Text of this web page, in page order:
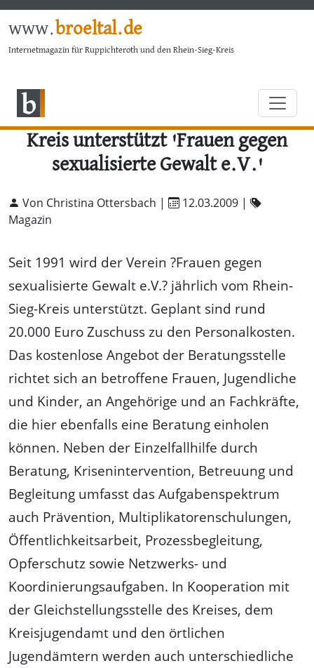
www.broeltal.de
Internetmagazin für Ruppichteroth und den Rhein-Sieg-Kreis
Kreis unterstützt 'Frauen gegen
sexualisierte Gewalt e.V.'
Von Christina Ottersbach | 12.03.2009 |
Magazin
Seit 1991 wird der Verein ?Frauen gegen
sexualisierte Gewalt e.V.? jährlich vom Rhein-
Sieg-Kreis unterstützt. Geplant sind rund
20.000 Euro Zuschuss zu den Personalkosten.
Das kostenlose Angebot der Beratungsstelle
richtet sich an betroffene Frauen, Jugendliche
und Kinder, an Angehörige und an Fachkräfte,
die hier ebenfalls eine Beratung einholen
können. Neben der Einzelfallhilfe durch
Beratung, Krisenintervention, Betreuung und
Begleitung umfasst das Aufgabenspektrum
auch Prävention, Multiplikatorenschulungen,
Öffentlichkeitsarbeit, Prozessbegleitung,
Opferschutz sowie Netzwerks- und
Koordinierungsaufgaben. In Kooperation mit
der Gleichstellungsstelle des Kreises, dem
Kreisjugendamt und den örtlichen
Jugendämtern werden auch unterschiedliche